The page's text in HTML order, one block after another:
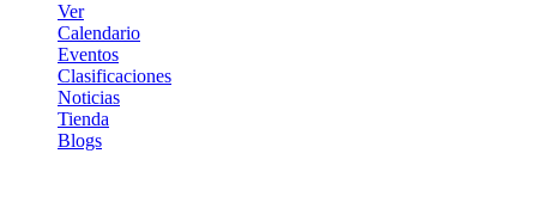
Ver
Calendario
Eventos
Clasificaciones
Noticias
Tienda
Blogs